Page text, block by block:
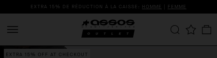
EXTRA 15% DE RÉDUCTION À LA CAISSE: HOMME | FEMME
EXTRA 15% OFF AT CHECKOUT